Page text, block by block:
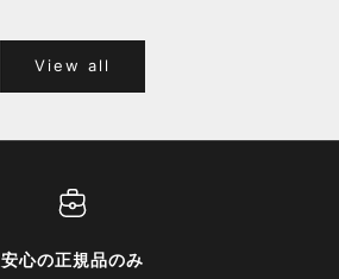
View all
安心の正規品のみ